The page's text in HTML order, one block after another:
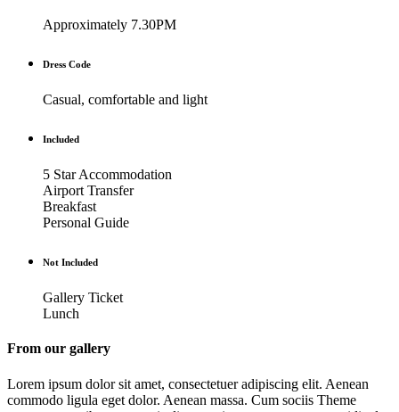
Approximately 7.30PM
Dress Code
Casual, comfortable and light
Included
5 Star Accommodation
Airport Transfer
Breakfast
Personal Guide
Not Included
Gallery Ticket
Lunch
From our gallery
Lorem ipsum dolor sit amet, consectetuer adipiscing elit. Aenean
commodo ligula eget dolor. Aenean massa. Cum sociis Theme